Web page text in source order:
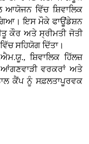
ਵਿੱਚ ਸ਼ਿਵਾਲਿਕ
ਗਿਆ। ਇਸ ਮੌਕੇ ਫਾਊਂਡੇਸ਼ਨ
ਕੌਰ ਅਤੇ ਸ੍ਰੀਮਤੀ ਜੋਤੀ
ਸਹਿਯੋਗ ਦਿੱਤਾ।
ਸ਼ਿਵਾਲਿਕ ਹਿੱਲਜ਼
ਵਰਕਰਾਂ ਅਤੇ
ਕੈਂਪ ਨੂੰ ਸਫ਼ਲਤਾਪੂਰਵਕ